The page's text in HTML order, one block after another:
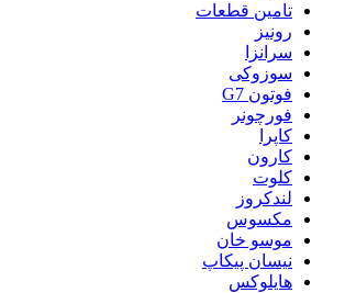
تامین قطعات
رونیز
سرانزا
سوزوکی
فوتون G7
فورچونر
کاپرا
کارون
کلوت
لندکروز
مکسوس
موسو خان
نیسان پیکاپ
هایلوکس